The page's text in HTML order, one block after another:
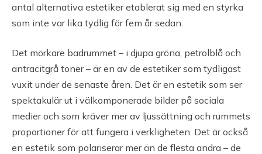
antal alternativa estetiker etablerat sig med en styrka
som inte var lika tydlig för fem år sedan.
Det mörkare badrummet – i djupa gröna, petrolblå och
antracitgrå toner – är en av de estetiker som tydligast
vuxit under de senaste åren. Det är en estetik som ser
spektakulär ut i välkomponerade bilder på sociala
medier och som kräver mer av ljussättning och rummets
proportioner för att fungera i verkligheten. Det är också
en estetik som polariserar mer än de flesta andra – de